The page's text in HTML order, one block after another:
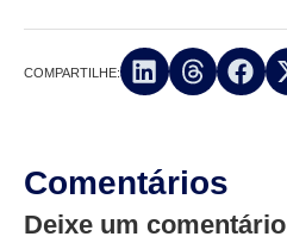
COMPARTILHE:
Comentários
Deixe um comentário